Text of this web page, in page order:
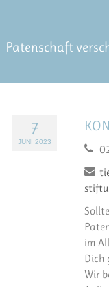
Patenschaft
7
JUNI 2023
im
Dich
Wir